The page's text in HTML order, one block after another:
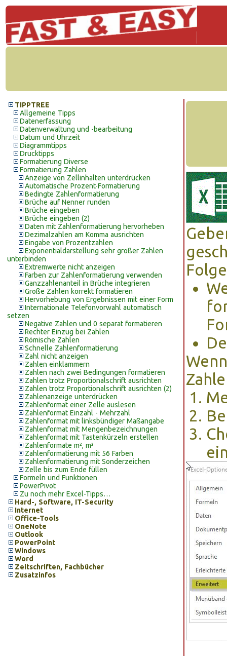
TIPPTREE
Allgemeine Tipps
Datenerfassung
Datenverwaltung und -bearbeitung
Datum und Uhrzeit
Diagrammtipps
Drucktipps
Formatierung Diverse
Formatierung Zahlen
Anzeige von Zellinhalten unterdrücken
Automatische Prozent-Formatierung
Bedingte Zahlenformatierung
Brüche auf Nenner runden
Brüche eingeben
Brüche eingeben (2)
Daten mit Zahlenformatierung hervorheben
Dezimalzahlen am Komma ausrichten
Eingabe von Prozentzahlen
Exponentialdarstellung sehr großer Zahlen
unterbinden
Extremwerte nicht anzeigen
Farben zur Zahlenformatierung verwenden
Ganzzahlenanteil in Brüche integrieren
Große Zahlen korrekt formatieren
Hervorhebung von Ergebnissen mit einer Form
Internationale Telefonvorwahl automatisch
setzen
Negative Zahlen und 0 separat formatieren
Rechter Einzug bei Zahlen
Römische Zahlen
Schnelle Zahlenformatierung
Zahl nicht anzeigen
Zahlen einklammern
Zahlen nach zwei Bedingungen formatieren
Zahlen trotz Proportionalschrift ausrichten
Zahlen trotz Proportionalschrift ausrichten (2)
Zahlenanzeige unterdrücken
Zahlenformat einer Zelle auslesen
Zahlenformat Einzahl - Mehrzahl
Zahlenformat mit linksbündiger Maßangabe
Zahlenformat mit Mengenbezeichnungen
Zahlenformat mit Tastenkürzeln erstellen
Zahlenformate m², m³
Zahlenformatierung mit 56 Farben
Zahlenformatierung mit Sonderzeichen
Zelle bis zum Ende füllen
Formeln und Funktionen
PowerPivot
Zu noch mehr Excel-Tipps…
Hard-, Software, IT-Security
Internet
Office-Tools
OneNote
Outlook
PowerPoint
Windows
Word
Zeitschriften, Fachbücher
Zusatzinfos